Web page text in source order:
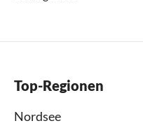
Top-Regionen
Nordsee